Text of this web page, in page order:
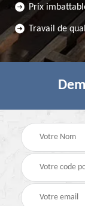
Prix
Travail de